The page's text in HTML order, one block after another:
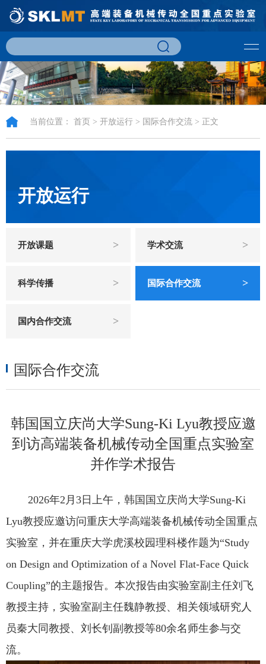
当前位置： 首页 > 开放运行 > 国际合作交流 > 正文
开放运行
开放课题 > 学术交流 >
科学传播 > 国际合作交流 >
国内合作交流 >
国际合作交流
韩国国立庆尚大学Sung-Ki Lyu教授应邀
到访高端装备机械传动全国重点实验室
并作学术报告
2026年2 月 3日上午，韩国国立庆尚大学Sung-Ki
Lyu教授应邀访问重庆大学高端装备机械传动全国重点
实验室，并在重庆大学虎溪校园理科楼作题为“Study
on Design and Optimization of a Novel Flat-Face Quick
Coupling”的主题报告。本次报告由实验室副主任刘飞
教授主持，实验室副主任魏静教授、相关领域研究人
员秦大同教授、刘长钊副教授等80余名师生参与交
流。